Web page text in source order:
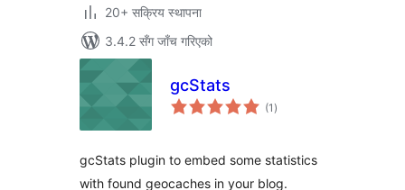
20+ सक्रिय स्थापना
3.4.2 सँग जाँच गरिएको
gcStats
(1 कुल
रेटिङ्गहरू
)
gcStats plugin to embed some statistics
with found geocaches in your blog.